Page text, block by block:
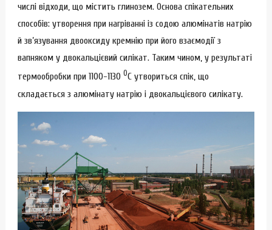
числі відходи, що містить глинозем. Основа спікательних
способів: утворення при нагріванні із содою алюмінатів натрію
й зв’язування двооксиду кремнію при його взаємодії з
вапняком у двокальцієвий силікат. Таким чином, у результаті
термообробки при 1100-1130 0С утвориться спік, що
складається з алюмінату натрію і двокальцієвого силікату.